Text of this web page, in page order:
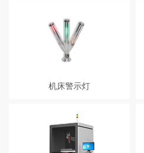
机床警示灯
灯，信号灯，品种繁多，用途广
泛，本厂生产的信号指示灯适用于
各种机械的故障信号，材料供应及
中断，操作指示等各种信号的远程